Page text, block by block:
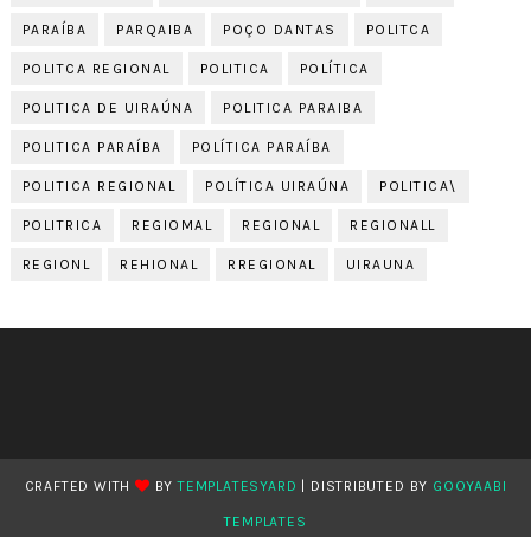
PARAÍBA PARQAIBA POÇO DANTAS POLITCA
POLITCA REGIONAL POLITICA POLÍTICA
POLITICA DE UIRAÚNA POLITICA PARAIBA
POLITICA PARAÍBA POLÍTICA PARAÍBA
POLITICA REGIONAL POLÍTICA UIRAÚNA POLITICA\
POLITRICA REGIOMAL REGIONAL REGIONALL
REGIONL REHIONAL RREGIONAL UIRAUNA
CRAFTED WITH BYTEMPLATESYARD | DISTRIBUTED BY GOOYAABI
TEMPLATES